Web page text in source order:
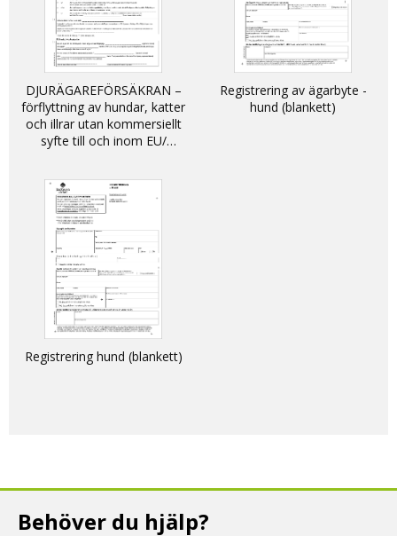
DJURÄGAREFÖRSÄKRAN –
förflyttning av hundar, katter
och illrar utan kommersiellt
syfte till och inom EU/
dogs, cats and ferrets into
and within the EU
Registrering av ägarbyte -
hund (blankett)
Registrering hund (blankett)
Behöver du hjälp?